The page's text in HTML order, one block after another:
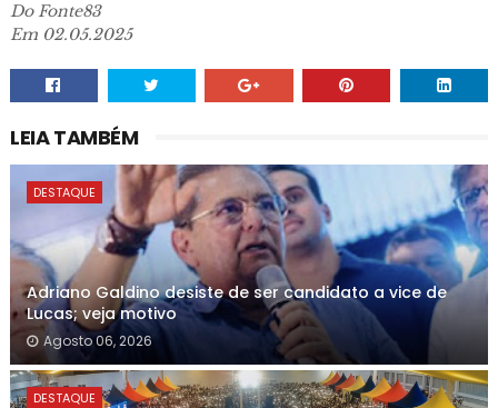
Do Fonte83
Em 02.05.2025
LEIA TAMBÉM
DESTAQUE
Adriano Galdino desiste de ser candidato a vice de
Lucas; veja motivo
Agosto 06, 2026
DESTAQUE